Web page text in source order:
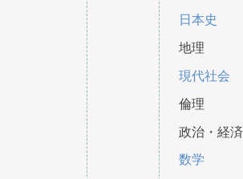
日本史
地理
現代社会
倫理
政治・経済
数学